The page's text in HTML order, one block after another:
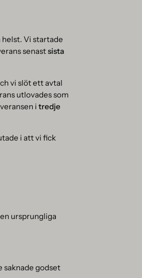
helst. Vi startade
senastsista
vi slöt ett avtal
utlovades som
i tredje
i att vi fick
ursprungliga
saknade godset